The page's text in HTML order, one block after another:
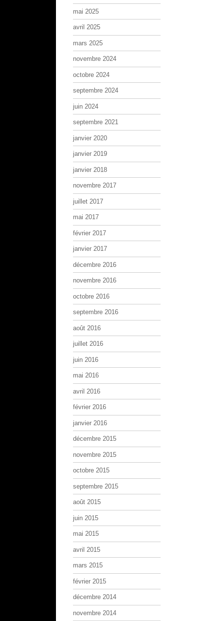
mai 2025
avril 2025
mars 2025
novembre 2024
octobre 2024
septembre 2024
juin 2024
septembre 2021
janvier 2020
janvier 2019
janvier 2018
novembre 2017
juillet 2017
mai 2017
février 2017
janvier 2017
décembre 2016
novembre 2016
octobre 2016
septembre 2016
août 2016
juillet 2016
juin 2016
mai 2016
avril 2016
février 2016
janvier 2016
décembre 2015
novembre 2015
octobre 2015
septembre 2015
août 2015
juin 2015
mai 2015
avril 2015
mars 2015
février 2015
décembre 2014
novembre 2014